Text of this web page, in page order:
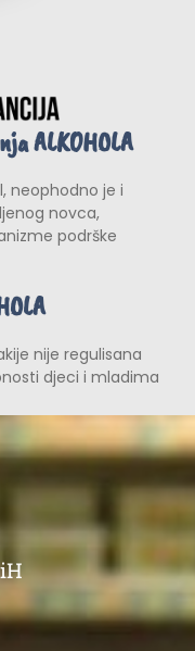
ALKOHOLA
neophodno je i
novca,
podrške
nije regulisana
djeci i mladima